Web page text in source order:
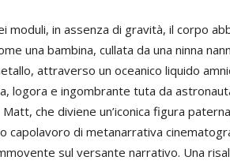
moduli, in assenza di gravità, il corpo
una bambina, cullata da una ninna
attraverso un oceanico liquido
logora e ingombrante tuta da
che diviene un’iconica figura
capolavoro di metanarrativa
sul versante narrativo. Una